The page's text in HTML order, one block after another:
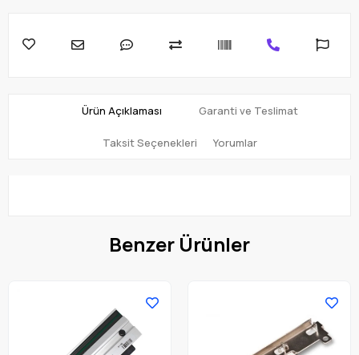
Ürün Açıklaması Garanti ve Teslimat
Taksit Seçenekleri Yorumlar
Benzer Ürünler